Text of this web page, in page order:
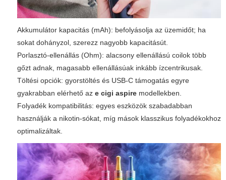
Akkumulátor kapacitás (mAh): befolyásolja az üzemidőt; ha
sokat dohányzol, szerezz nagyobb kapacitásút.
Porlasztó-ellenállás (Ohm): alacsony ellenállású coilok több
gőzt adnak, magasabb ellenállásúak inkább ízcentrikusak.
Töltési opciók: gyorstöltés és USB-C támogatás egyre
gyakrabban elérhető az e cigi aspire modellekben.
Folyadék kompatibilitás: egyes eszközök szabadabban
használják a nikotin-sókat, míg mások klasszikus folyadékokhoz
optimalizáltak.